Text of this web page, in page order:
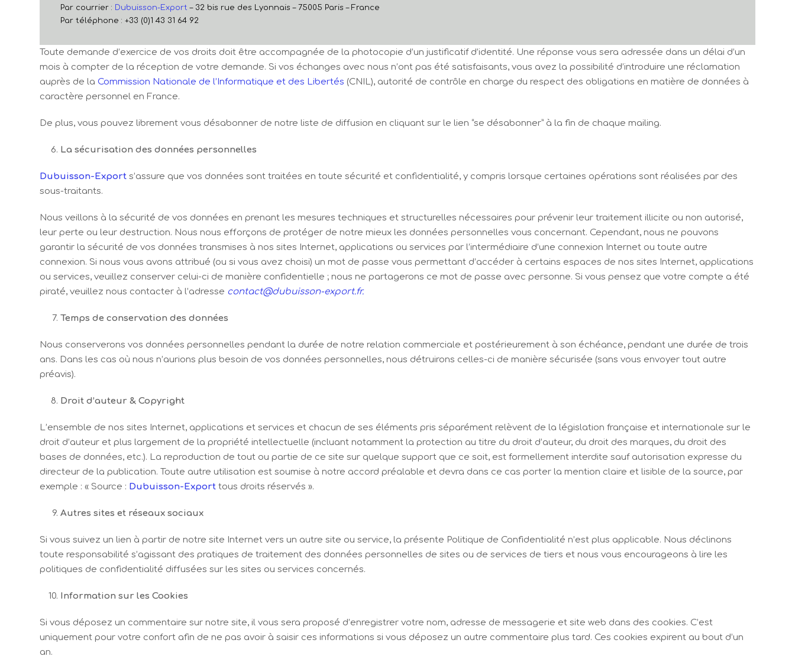
Par courrier : Dubuisson-Export – 32 bis rue des Lyonnais – 75005 Paris – France
Par téléphone : +33 (0)1 43 31 64 92
Toute demande d’exercice de vos droits doit être accompagnée de la photocopie d’un justificatif d’identité. Une réponse vous sera adressée dans un délai d’un
mois à compter de la réception de votre demande. Si vos échanges avec nous n’ont pas été satisfaisants, vous avez la possibilité d’introduire une réclamation
auprès de la Commission Nationale de l’Informatique et des Libertés (CNIL), autorité de contrôle en charge du respect des obligations en matière de données à
caractère personnel en France.
De plus, vous pouvez librement vous désabonner de notre liste de diffusion en cliquant sur le lien “se désabonner” à la fin de chaque mailing.
La sécurisation des données personnelles
Dubuisson-Export s’assure que vos données sont traitées en toute sécurité et confidentialité, y compris lorsque certaines opérations sont réalisées par des
sous-traitants.
Nous veillons à la sécurité de vos données en prenant les mesures techniques et structurelles nécessaires pour prévenir leur traitement illicite ou non autorisé,
leur perte ou leur destruction. Nous nous efforçons de protéger de notre mieux les données personnelles vous concernant. Cependant, nous ne pouvons
garantir la sécurité de vos données transmises à nos sites Internet, applications ou services par l’intermédiaire d’une connexion Internet ou toute autre
connexion. Si nous vous avons attribué (ou si vous avez choisi) un mot de passe vous permettant d’accéder à certains espaces de nos sites Internet, applications
ou services, veuillez conserver celui-ci de manière confidentielle ; nous ne partagerons ce mot de passe avec personne. Si vous pensez que votre compte a été
piraté, veuillez nous contacter à l’adresse contact@dubuisson-export.fr.
Temps de conservation des données
Nous conserverons vos données personnelles pendant la durée de notre relation commerciale et postérieurement à son échéance, pendant une durée de trois
ans. Dans les cas où nous n’aurions plus besoin de vos données personnelles, nous détruirons celles-ci de manière sécurisée (sans vous envoyer tout autre
préavis).
Droit d’auteur & Copyright
L’ensemble de nos sites Internet, applications et services et chacun de ses éléments pris séparément relèvent de la législation française et internationale sur le
droit d’auteur et plus largement de la propriété intellectuelle (incluant notamment la protection au titre du droit d’auteur, du droit des marques, du droit des
bases de données, etc.). La reproduction de tout ou partie de ce site sur quelque support que ce soit, est formellement interdite sauf autorisation expresse du
directeur de la publication. Toute autre utilisation est soumise à notre accord préalable et devra dans ce cas porter la mention claire et lisible de la source, par
exemple : « Source : Dubuisson-Export tous droits réservés ».
Autres sites et réseaux sociaux
Si vous suivez un lien à partir de notre site Internet vers un autre site ou service, la présente Politique de Confidentialité n’est plus applicable. Nous déclinons
toute responsabilité s’agissant des pratiques de traitement des données personnelles de sites ou de services de tiers et nous vous encourageons à lire les
politiques de confidentialité diffusées sur les sites ou services concernés.
Information sur les Cookies
Si vous déposez un commentaire sur notre site, il vous sera proposé d’enregistrer votre nom, adresse de messagerie et site web dans des cookies. C’est
uniquement pour votre confort afin de ne pas avoir à saisir ces informations si vous déposez un autre commentaire plus tard. Ces cookies expirent au bout d’un
an.